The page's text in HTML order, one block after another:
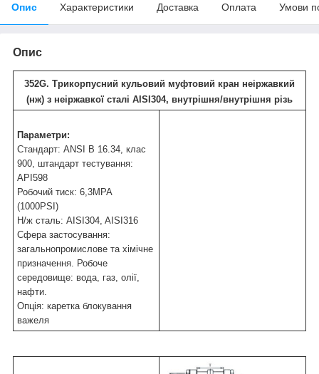
Опис Характеристики Доставка Оплата Умови
Опис
352G. Трикорпусний кульовий муфтовий кран неіржавкий
(нж) з неіржавкої сталі AISI304, внутрішня/внутрішня різь
Параметри:
Стандарт: ANSI B 16.34, клас
900, штандарт тестування:
API598
Робочий тиск: 6,3МРА
(1000PSI)
Н/ж сталь: AISI304, AISI316
Сфера застосування:
загальнопромислове та хімічне
призначення. Робоче
середовище: вода, газ, олії,
нафти.
Опція: каретка блокування
важеля